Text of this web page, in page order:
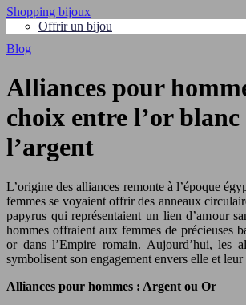
Shopping bijoux
Offrir un bijou
Blog
Alliances pour
choix entre l’or blanc
l’argent
L’origine des alliances remonte à l’époque
femmes se voyaient offrir des anneaux
papyrus qui représentaient un lien d’amour
hommes offraient aux femmes de précieuses
or dans l’Empire romain. Aujourd’hui, les
symbolisent son engagement envers elle et leur
Alliances pour hommes : Argent ou Or